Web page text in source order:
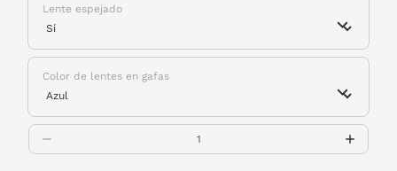
Lente espejado
Color de lentes en gafas